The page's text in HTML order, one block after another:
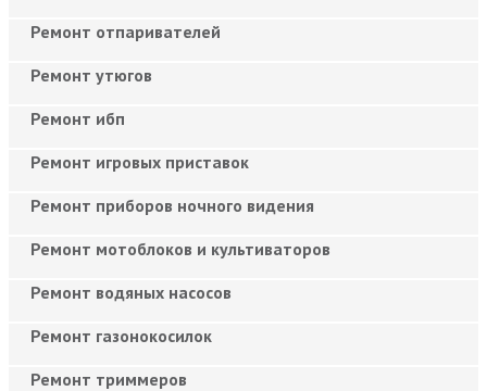
Ремонт отпаривателей
Ремонт утюгов
Ремонт ибп
Ремонт игровых приставок
Ремонт приборов ночного видения
Ремонт мотоблоков и культиваторов
Ремонт водяных насосов
Ремонт газонокосилок
Ремонт триммеров